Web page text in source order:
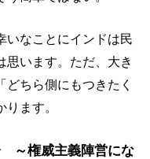
いなことにインドは民
思います。ただ、大き
ちら側にもつきたく
ます。
～権威主義陣営にな